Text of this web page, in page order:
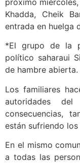
Khadda, Cheik
entrada en huelga
*El grupo de la
político saharaui
de hambre abierta.
Los familiares
autoridades
consecuencias,
están sufriendo los
En el mismo
a todas las